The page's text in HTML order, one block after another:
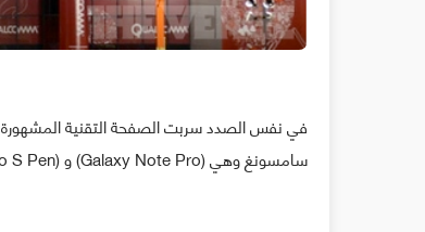
في نفس الصدد سربت الصفحة التقنية المشهورة
سامسونغ وهي (Galaxy Note Pro) و (Galaxy Note Pro S Pen) بالإضافة إلى طرازين من Galaxy Tab Pro بـ 8.4 و 10.1 بوصة.